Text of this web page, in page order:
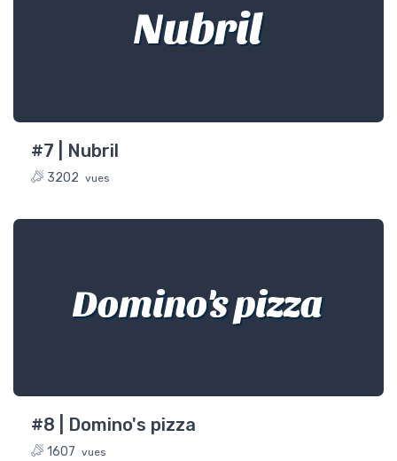
Nubril
#7 | Nubril
3202 vues
Domino's pizza
#8 | Domino's pizza
1607 vues